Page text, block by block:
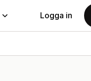
Logga in